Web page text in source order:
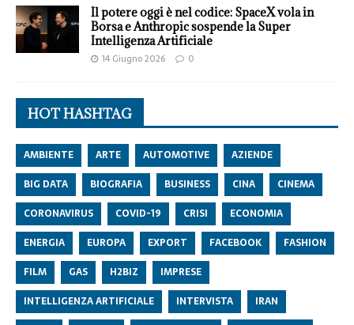
Il potere oggi è nel codice: SpaceX vola in
Borsa e Anthropic sospende la Super
Intelligenza Artificiale
14 Giugno 2026 0
HOT HASHTAG
AMBIENTE ARTE AUTOMOTIVE
AZIENDE
BIG DATA
BIOGRAFIA BUSINESS CINA
CINEMA
CORONAVIRUS
COVID-19 CRISI
ECONOMIA
ENERGIA
EUROPA EXPORT FACEBOOK
FASHION
FILM
GAS H2BIZ
IMPRESE
INTELLIGENZA ARTIFICIALE
INTERVISTA
IRAN